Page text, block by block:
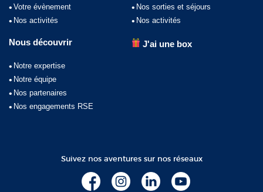
Votre évènement
Nos activités
Nos sorties et séjours
Nos activités
Nous découvrir
Notre expertise
Notre équipe
Nos partenaires
Nos engagements RSE
J'ai une box
Suivez nos aventures sur nos réseaux